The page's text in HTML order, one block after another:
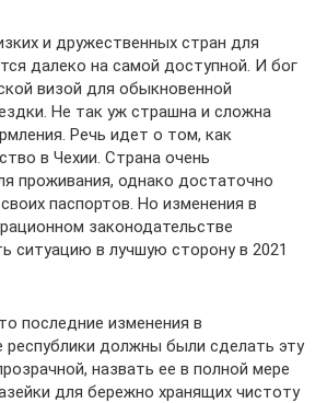
и дружественных стран для
далеко на самой доступной. И бог
визой для обыкновенной
Не так уж страшна и сложна
Речь идет о том, как
в Чехии. Страна очень
проживания, однако достаточно
паспортов. Но изменения в
законодательстве
ситуацию в лучшую сторону в 2021
последние изменения в
республики должны были сделать эту
назвать ее в полной мере
для бережно хранящих чистоту